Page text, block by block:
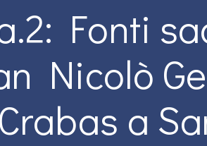
Fonti
Nicolò
a